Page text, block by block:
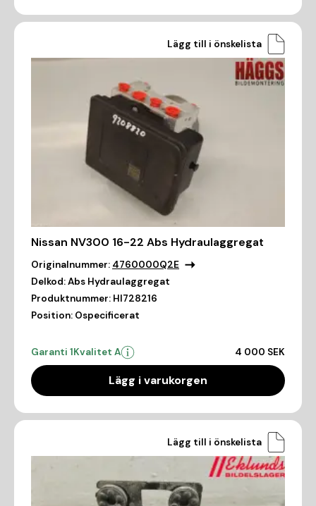
Lägg till i önskelista
Nissan NV300 16-22 Abs Hydraulaggregat
Originalnummer: 4760000Q2E
Delkod:Abs Hydraulaggregat
Produktnummer: HI728216
Position: Ospecificerat
Garanti 1Kvalitet A 4 000 SEK
Lägg i varukorgen
Lägg till i önskelista